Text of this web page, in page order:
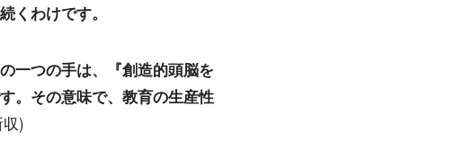
くわけです。
一つの手は、『創造的頭脳を
。その意味で、教育の生産性
収)